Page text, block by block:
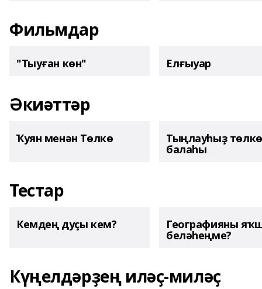
Фильмдар
"Тыуған көн" Елғыуар
Әкиәттәр
Ҡуян менән Төлкө Тыңлауһыҙ төлкө
балаһы
Тестар
Кемдең дуҫы кем? Географияны
беләһеңме?
Күңелдәрҙең иләҫ-миләҫ